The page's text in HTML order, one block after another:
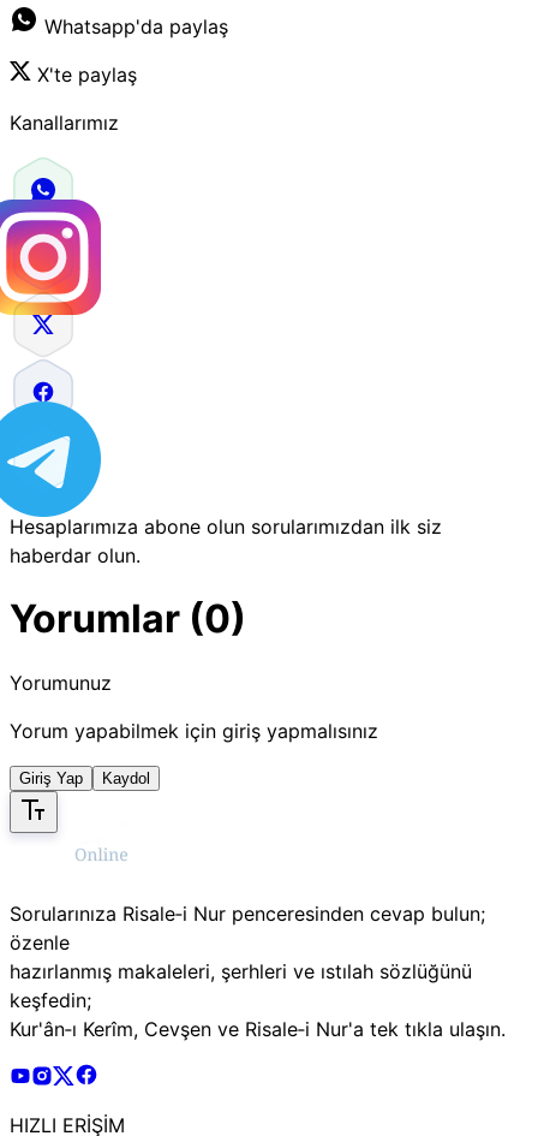
Whatsapp'da paylaş
X'te paylaş
Kanallarımız
Hesaplarımıza abone olun sorularımızdan ilk siz
haberdar olun.
Yorumlar (0)
Yorumunuz
Yorum yapabilmek için giriş yapmalısınız
Giriş Yap Kaydol
Sorularınıza Risale‑i Nur penceresinden cevap bulun;
özenle
hazırlanmış makaleleri, şerhleri ve ıstılah sözlüğünü
keşfedin;
Kur'ân‑ı Kerîm, Cevşen ve Risale‑i Nur'a tek tıkla ulaşın.
Risale Online Youtube Hesabı
Risale Online Instagram Hesabı
Risale Online X Hesabı
HIZLI ERİŞİM